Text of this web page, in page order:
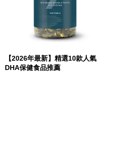
【2026年最新】精選10款人氣
DHA保健食品推薦